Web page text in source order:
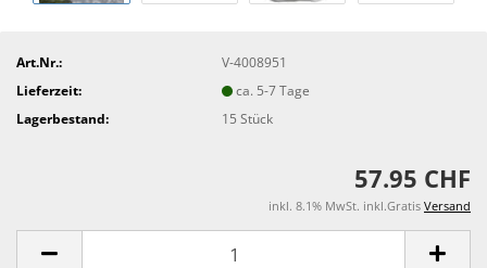
Art.Nr.:
V-4008951
Lieferzeit:
ca. 5-7 Tage
Lagerbestand:
15Stück
57.95 CHF
inkl. 8.1% MwSt. inkl.Gratis Versand